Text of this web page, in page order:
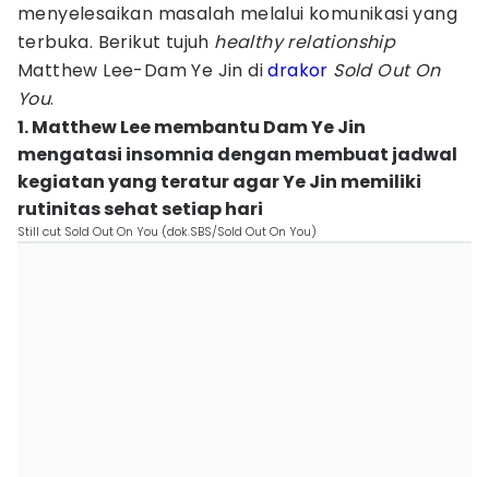
menyelesaikan masalah melalui komunikasi yang
terbuka. Berikut tujuh healthy relationship
Matthew Lee-Dam Ye Jin didrakor Sold Out On
You.
1. Matthew Lee membantu Dam Ye Jin
mengatasi insomnia dengan membuat jadwal
kegiatan yang teratur agar Ye Jin memiliki
rutinitas sehat setiap hari
Still cut Sold Out On You (dok.SBS/Sold Out On You)